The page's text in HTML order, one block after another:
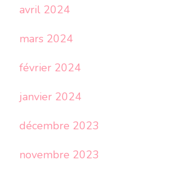
avril 2024
mars 2024
février 2024
janvier 2024
décembre 2023
novembre 2023